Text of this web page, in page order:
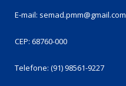
E-mail: semad.pmm@gmail.com
CEP: 68760-000
Telefone: (91) 98561-9227